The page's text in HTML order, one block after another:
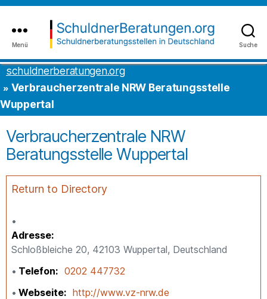
Inhalt
springen
to
the
content
Suche
schuldnerberatungen.org
Menü
schuldnerberatungen.org
Verbraucherzentrale NRW Beratungsstelle
Wuppertal
Verbraucherzentrale NRW
Beratungsstelle Wuppertal
Return to Directory
Adresse
Schloßbleiche 20, 42103 Wuppertal, Deutschland
Telefon
0202 447732
Webseite
http://www.vz-nrw.de